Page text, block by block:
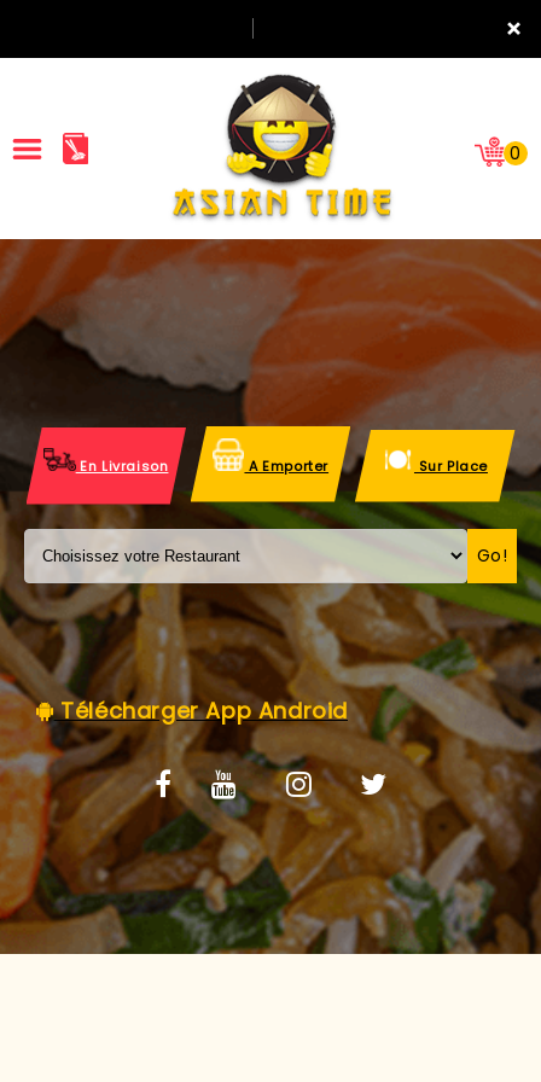
×
ACCUEIL
LA CARTE
VOS AVIS
MENTIONS LÉGALES
C.G.V
0
En Livraison A Emporter Sur Place
Go!
Télécharger App Android